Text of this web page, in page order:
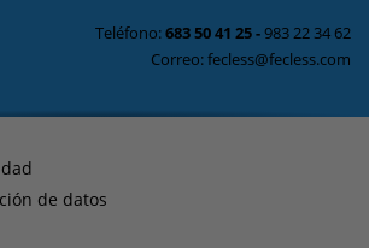
Teléfono:683 50 41 25-983 22 34 62
Correo: fecless@fecless.com
de datos